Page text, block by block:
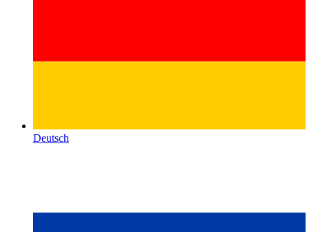
Deutsch